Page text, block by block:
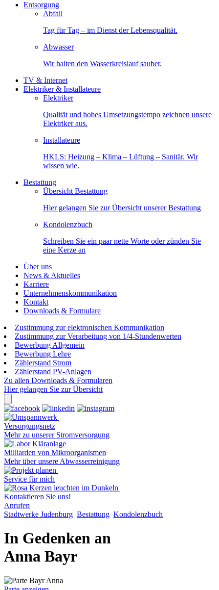
Entsorgung
Abfall
Tag für Tag – im Dienst der Lebensqualität.
Abwasser
Wir halten den Wasserkreislauf sauber.
TV & Internet
Elektriker & Installateure
Elektriker
Qualität und hohes Umsetzungstempo zeichnen unsere
Elektriker aus.
Installateure
HKLS: Heizung – Klima – Lüftung – Sanitär. Wir
wissen wie.
Bestattung
Übersicht Bestattung
Hier gelangen Sie zur Übersicht unserer Bestattung
Kondolenzbuch
Schreiben Sie ein paar nette Worte oder zünden Sie
eine Kerze an
Über uns
News & Aktuelles
Karriere
Unternehmenskommunikation
Kontakt
Downloads & Formulare
Zustimmung zur elektronischen Kommunikation
Zustimmung zur Verarbeitung von 1/4-Stundenwerten
Bewerbung Allgemein
Bewerbung Lehre
Zählerstand Strom
Zählerstand PV-Anlagen
Zu allen Downloads & Formularen
Hier gelangen Sie zur Übersicht
Versorgungsnetz
Mehr zu unserer Stromversorgung
Milliarden von Mikroorganismen
Mehr über unsere Abwasserreinigung
Service für mich
Kontaktieren Sie uns!
Anrufen
Stadtwerke Judenburg Bestattung Kondolenzbuch
In Gedenken an
Anna Bayr